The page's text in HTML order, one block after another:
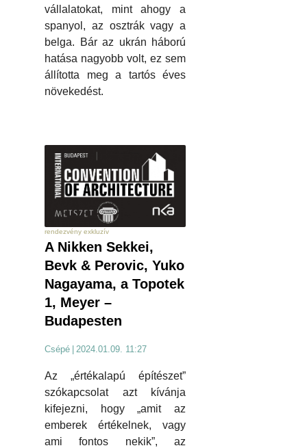
vállalatokat, mint ahogy a
spanyol, az osztrák vagy a
belga. Bár az ukrán háború
hatása nagyobb volt, ez sem
állította meg a tartós éves
növekedést.
rendezvény exkluzív
A Nikken Sekkei,
Bevk & Perovic, Yuko
Nagayama, a Topotek
1, Meyer –
Budapesten
Csépé 2024.01.09. 11:27
Az „értékalapú építészet”
szókapcsolat azt kívánja
kifejezni, hogy „amit az
emberek értékelnek, vagy
ami fontos nekik”, az